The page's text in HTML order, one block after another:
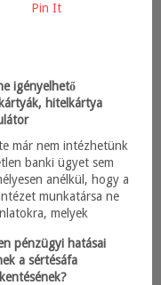
Pin It
igényelhető
hitelkártya
már nem intézhetünk
banki ügyet sem
anélkül, hogy a
munkatársa ne
melyek
pénzügyi hatásai
a sértésáfa